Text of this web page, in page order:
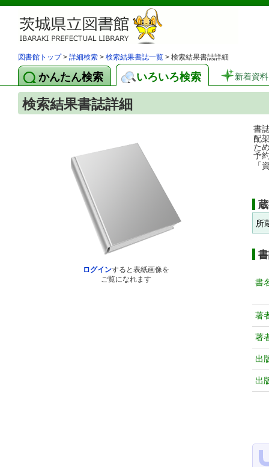
図書館トップ> 詳細検索 > 検索結果書誌一覧 > 検索結果書誌詳細
かんたん検索 いろいろ検索 新着資料
検索結果書誌詳細
ログインすると表紙画像を
ご覧になれます
書
配
た
予
「
所
書
著
著
出
出